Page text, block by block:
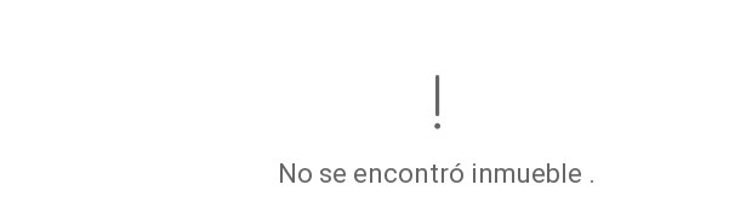
No se encontró inmueble .